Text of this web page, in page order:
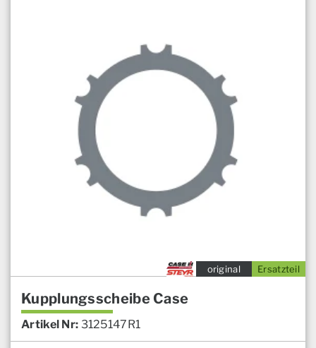
Ersatzteil
original
Kupplungsscheibe Case
Artikel Nr: 3125147R1